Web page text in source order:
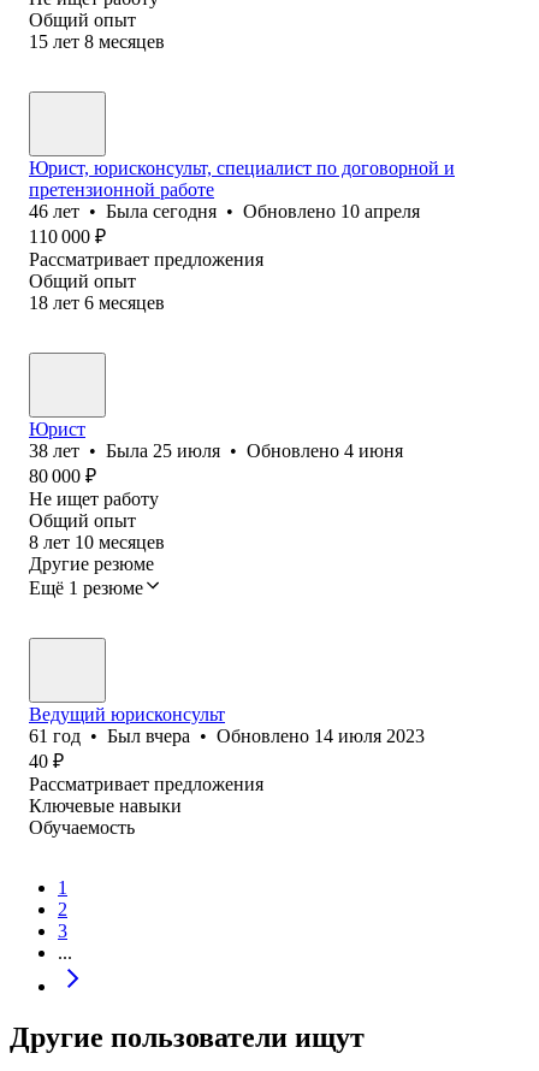
Общий опыт
15 лет 8 месяцев
Юрист, юрисконсульт, специалист по договорной и
претензионной работе
46 лет • Была сегодня • Обновлено 10 апреля
110 000 ₽
Рассматривает предложения
Общий опыт
18 лет 6 месяцев
Юрист
38 лет • Была 25 июля • Обновлено 4 июня
80 000 ₽
Не ищет работу
Общий опыт
8 лет 10 месяцев
Другие резюме
Ещё 1 резюме
Ведущий юрисконсульт
61 год • Был вчера • Обновлено 14 июля 2023
40 ₽
Рассматривает предложения
Ключевые навыки
Обучаемость
1
2
3
...
Другие пользователи ищут